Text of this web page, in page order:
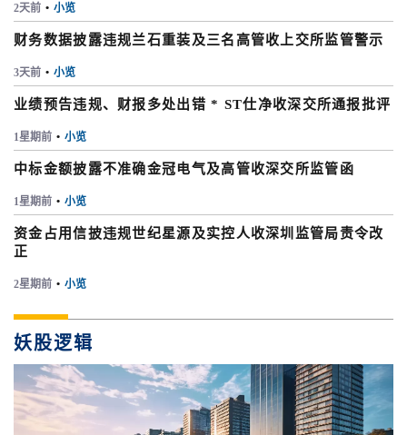
2天前 • 小览
财务数据披露违规兰石重装及三名高管收上交所监管警示
3天前 • 小览
业绩预告违规、财报多处出错 * ST仕净收深交所通报批评
1星期前 • 小览
中标金额披露不准确金冠电气及高管收深交所监管函
1星期前 • 小览
资金占用信披违规世纪星源及实控人收深圳监管局责令改
正
2星期前 • 小览
妖股逻辑